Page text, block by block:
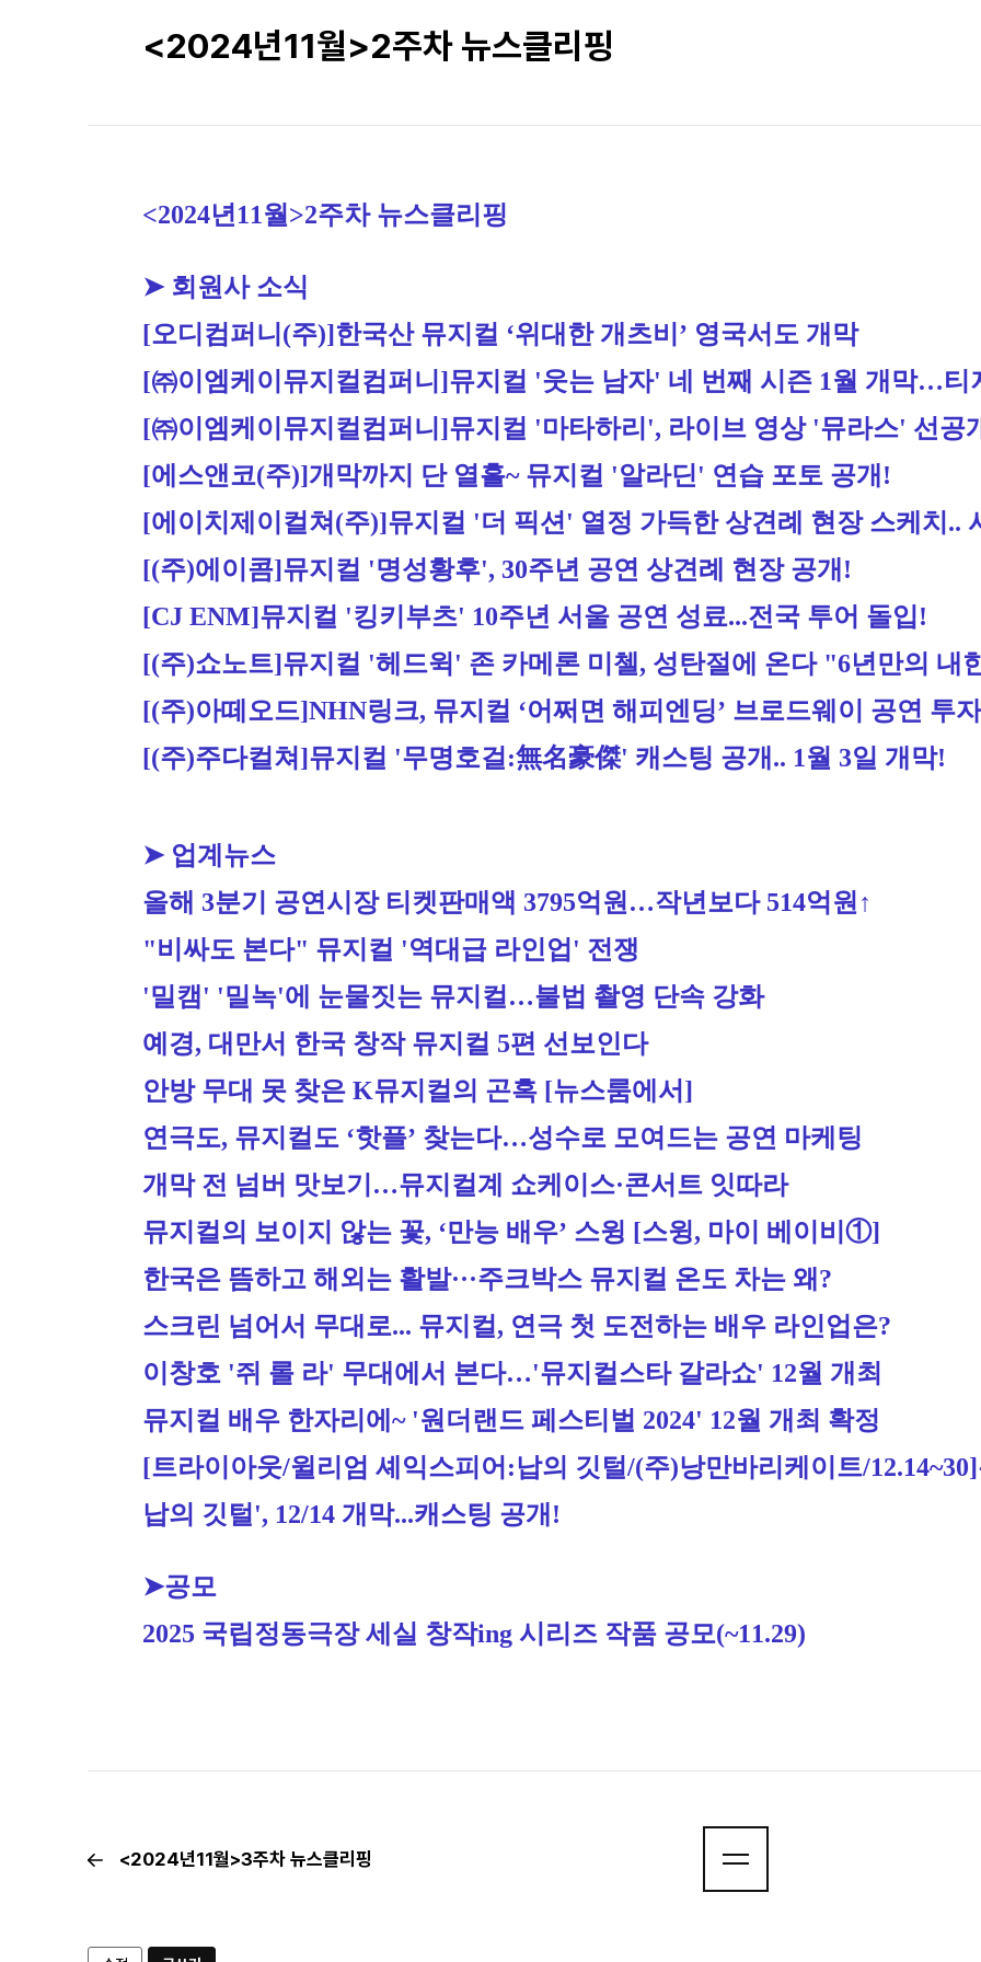
<2024년11월>2주차 뉴스클리핑
<2024년11월>2주차 뉴스클리핑
➤ 회원사 소식
[오디컴퍼니(주)]한국산 뮤지컬 ‘위대한 개츠비’ 영국서도 개막
[㈜이엠케이뮤지컬컴퍼니]뮤지컬 '웃는 남자' 네 번째 시즌 1월 개막…티
[㈜이엠케이뮤지컬컴퍼니]뮤지컬 '마타하리', 라이브 영상 '뮤라스' 선공
[에스앤코(주)]개막까지 단 열흘~ 뮤지컬 '알라딘' 연습 포토 공개!
[에이치제이컬쳐(주)]뮤지컬 '더 픽션' 열정 가득한 상견례 현장 스케치..
[(주)에이콤]뮤지컬 '명성황후', 30주년 공연 상견례 현장 공개!
[CJ ENM]뮤지컬 '킹키부츠' 10주년 서울 공연 성료...전국 투어 돌입!
[(주)쇼노트]뮤지컬 '헤드윅' 존 카메론 미첼, 성탄절에 온다 "6년만의 내
[(주)아떼오드]NHN링크, 뮤지컬 ‘어쩌면 해피엔딩’ 브로드웨이 공연 투자
[(주)주다컬쳐]뮤지컬 '무명호걸:無名豪傑' 캐스팅 공개.. 1월 3일 개막!
➤ 업계뉴스
올해 3분기 공연시장 티켓판매액 3795억원…작년보다 514억원↑
"비싸도 본다" 뮤지컬 '역대급 라인업' 전쟁
'밀캠' '밀녹'에 눈물짓는 뮤지컬…불법 촬영 단속 강화
예경, 대만서 한국 창작 뮤지컬 5편 선보인다
안방 무대 못 찾은 K뮤지컬의 곤혹 [뉴스룸에서]
연극도, 뮤지컬도 ‘핫플’ 찾는다…성수로 모여드는 공연 마케팅
개막 전 넘버 맛보기…뮤지컬계 쇼케이스·콘서트 잇따라
뮤지컬의 보이지 않는 꽃, ‘만능 배우’ 스윙 [스윙, 마이 베이비①]
한국은 뜸하고 해외는 활발···주크박스 뮤지컬 온도 차는 왜?
스크린 넘어서 무대로... 뮤지컬, 연극 첫 도전하는 배우 라인업은?
이창호 '쥐 롤 라' 무대에서 본다…'뮤지컬스타 갈라쇼' 12월 개최
뮤지컬 배우 한자리에~ '원더랜드 페스티벌 2024' 12월 개최 확정
[트라이아웃/윌리엄 셰익스피어:납의 깃털/(주)낭만바리케이트/12.14~30]
납의 깃털', 12/14 개막...캐스팅 공개!
➤공모
2025 국립정동극장 세실 창작ing 시리즈 작품 공모(~11.29)
<2024년11월>3주차 뉴스클리핑